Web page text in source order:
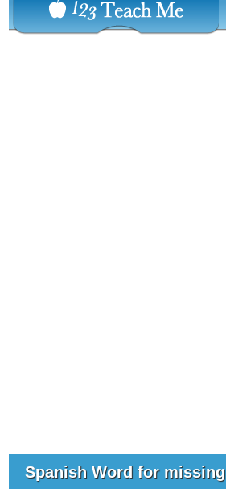
Spanish Word for missing